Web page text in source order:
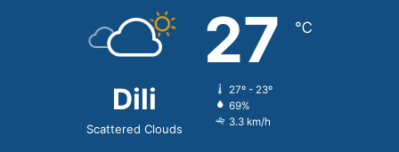
Dili
Scattered Clouds
27 ℃
27º - 23º
69%
3.3 km/h